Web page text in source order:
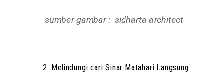
sumber gambar : sidharta architect
2. Melindungi dari Sinar Matahari Langsung